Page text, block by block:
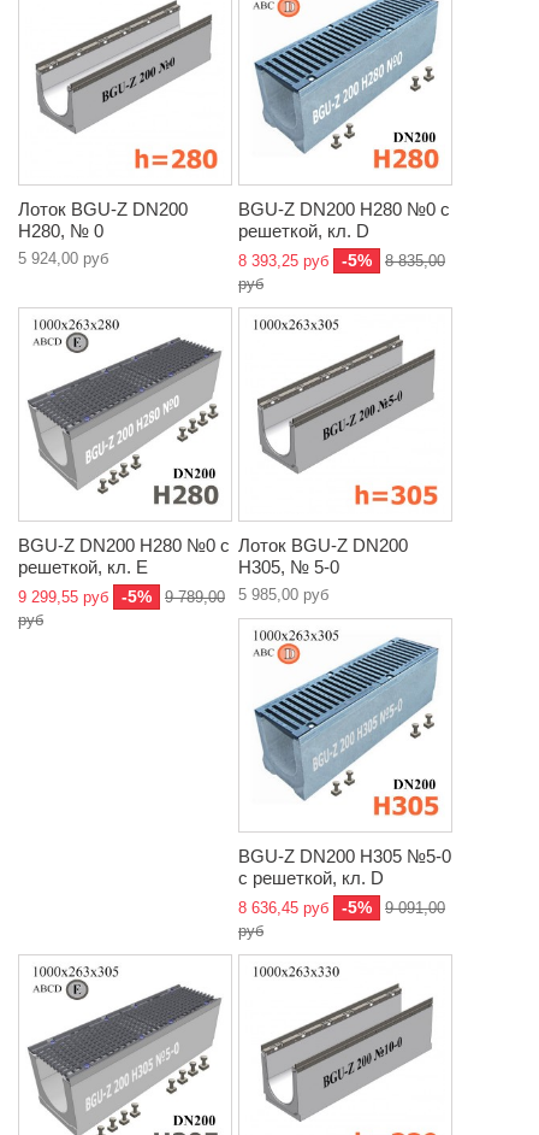
Лоток BGU-Z DN200
H280, № 0
5 924,00 руб
BGU-Z DN200 H280 №0 с
решеткой, кл. D
8 393,25 руб -5%
8 835,00
руб
BGU-Z DN200 H280 №0 с
решеткой, кл. E
9 299,55 руб -5%
9 789,00
руб
Лоток BGU-Z DN200
H305, № 5-0
5 985,00 руб
BGU-Z DN200 H305 №5-0
с решеткой, кл. D
8 636,45 руб -5%
9 091,00
руб